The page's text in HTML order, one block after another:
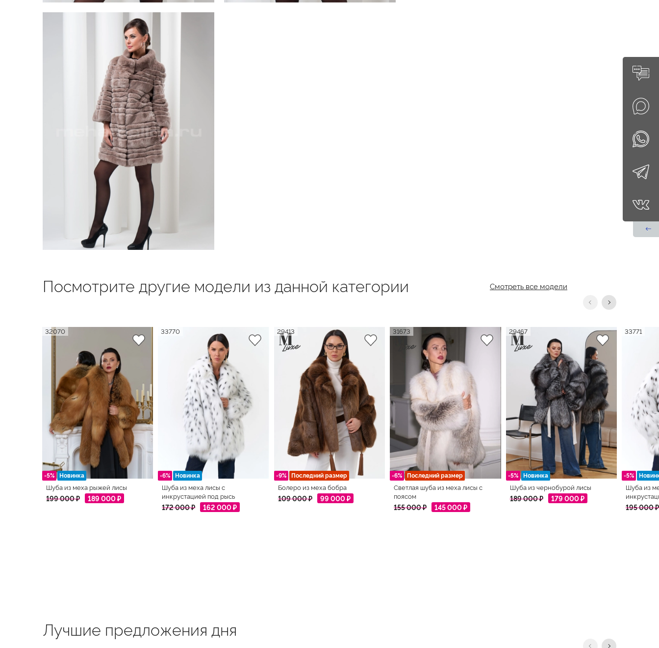
Посмотрите другие модели из данной категории Смотреть все модели
-5% Новинка
32070
Шуба из меха рыжей лисы
199 000 ₽ 189 000 ₽
-6% Новинка
33770
Шуба из меха лисы с
инкрустацией под рысь
172 000 ₽ 162 000 ₽
-9% Последний размер
29413
Болеро из меха бобра
109 000 ₽ 99 000 ₽
-6% Последний размер
31673
Светлая шуба из меха лисы с
поясом
155 000 ₽ 145 000 ₽
-5% Новинка
29467
Шуба из чернобурой лисы
189 000 ₽ 179 000 ₽
-5%
33771
Шуба из
195 000 ₽
Лучшие предложения дня